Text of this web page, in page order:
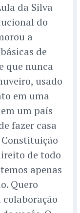
da Silva
do
a
de
que nunca
usado
em uma
um país
fazer casa
de todo
apenas
Quero